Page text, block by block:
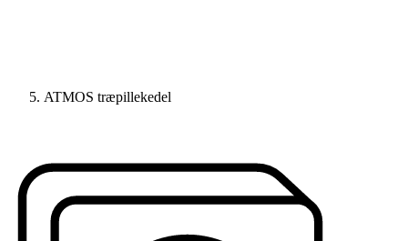
ATMOS træpillekedel